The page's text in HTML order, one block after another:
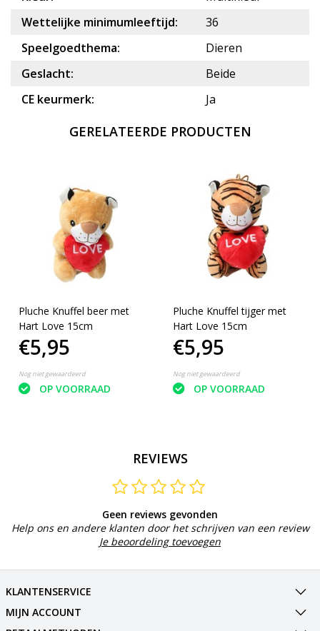
Wettelijke minimumleeftijd:
36
Speelgoedthema:
Dieren
Geslacht:
Beide
CE keurmerk:
Ja
GERELATEERDE PRODUCTEN
Pluche Knuffel beer met
Hart Love 15cm
€5,95
Nog niet gewaardeerd
OP VOORRAAD
Pluche Knuffel tijger met
Hart Love 15cm
€5,95
Nog niet gewaardeerd
OP VOORRAAD
REVIEWS
Geen reviews gevonden
Help ons en andere klanten door het schrijven van een review
Je beoordeling toevoegen
KLANTENSERVICE
MIJN ACCOUNT